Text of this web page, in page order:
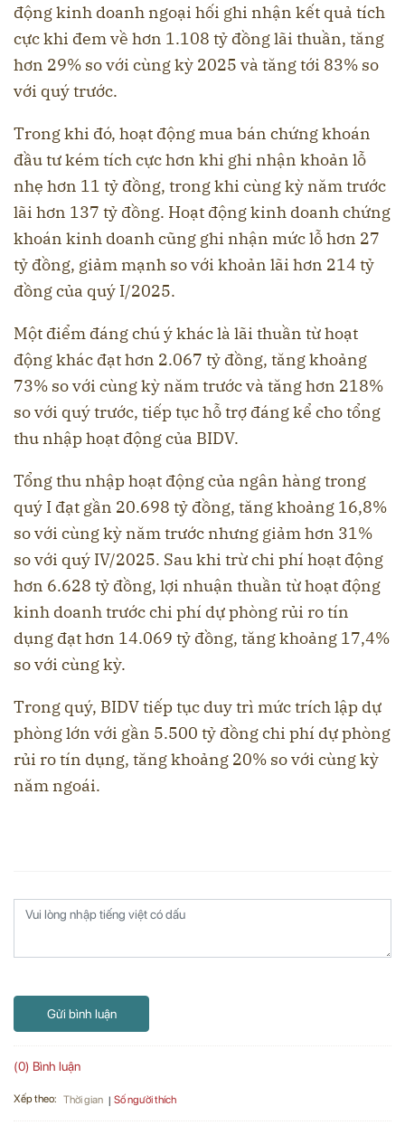
động kinh doanh ngoại hối ghi nhận kết quả tích
cực khi đem về hơn 1.108 tỷ đồng lãi thuần, tăng
hơn 29% so với cùng kỳ 2025 và tăng tới 83% so
với quý trước.
Trong khi đó, hoạt động mua bán chứng khoán
đầu tư kém tích cực hơn khi ghi nhận khoản lỗ
nhẹ hơn 11 tỷ đồng, trong khi cùng kỳ năm trước
lãi hơn 137 tỷ đồng. Hoạt động kinh doanh chứng
khoán kinh doanh cũng ghi nhận mức lỗ hơn 27
tỷ đồng, giảm mạnh so với khoản lãi hơn 214 tỷ
đồng của quý I/2025.
Một điểm đáng chú ý khác là lãi thuần từ hoạt
động khác đạt hơn 2.067 tỷ đồng, tăng khoảng
73% so với cùng kỳ năm trước và tăng hơn 218%
so với quý trước, tiếp tục hỗ trợ đáng kể cho tổng
thu nhập hoạt động của BIDV.
Tổng thu nhập hoạt động của ngân hàng trong
quý I đạt gần 20.698 tỷ đồng, tăng khoảng 16,8%
so với cùng kỳ năm trước nhưng giảm hơn 31%
so với quý IV/2025. Sau khi trừ chi phí hoạt động
hơn 6.628 tỷ đồng, lợi nhuận thuần từ hoạt động
kinh doanh trước chi phí dự phòng rủi ro tín
dụng đạt hơn 14.069 tỷ đồng, tăng khoảng 17,4%
so với cùng kỳ.
Trong quý, BIDV tiếp tục duy trì mức trích lập dự
phòng lớn với gần 5.500 tỷ đồng chi phí dự phòng
rủi ro tín dụng, tăng khoảng 20% so với cùng kỳ
năm ngoái.
Gửi bình luận
(0) Bình luận
Xếp theo: Thời gian Số người thích